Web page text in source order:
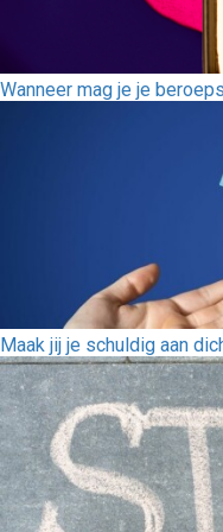
Wanneer mag je je
Maak jij je schuldig aan